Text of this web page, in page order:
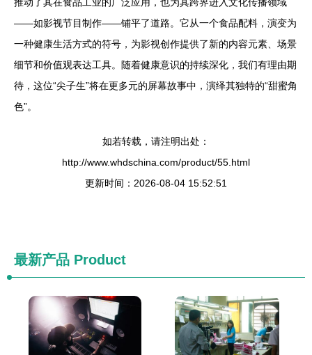
——如影视节目制作——铺平了道路。它从一个食品配料，演变为
一种健康生活方式的符号，为影视创作提供了新的内容元素、场景
细节和价值观表达工具。随着健康意识的持续深化，我们有理由期
待，这位“尖子生”将在更多元的屏幕故事中，演绎其独特的“甜蜜角
色”。
如若转载，请注明出处：
http://www.whdschina.com/product/55.html
更新时间：2026-08-04 15:52:51
最新产品 Product